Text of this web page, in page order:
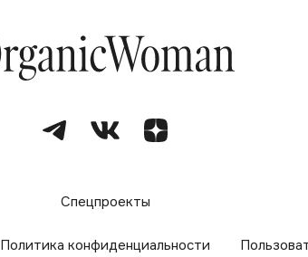
Спецпроекты
Политика конфиденциальности